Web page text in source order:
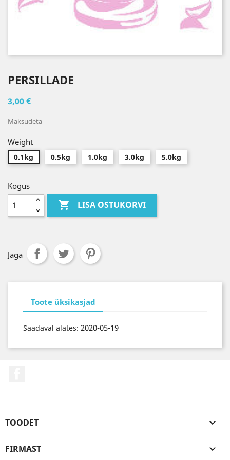
PERSILLADE
3,00 €
Maksudeta
Weight
0.1kg 0.5kg 1.0kg 3.0kg 5.0kg
Kogus
 LISA OSTUKORVI
Jaga
Toote üksikasjad
Saadaval alates: 2020-05-19
TOODET 
FIRMAST 